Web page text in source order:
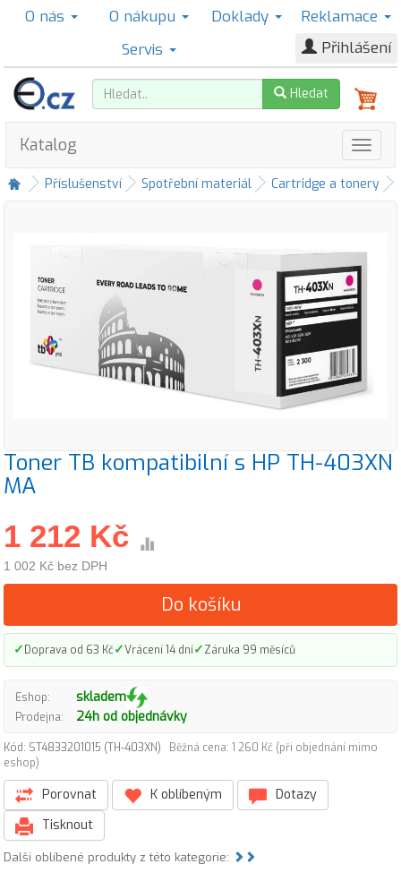
O nás O nákupu Doklady
Reklamace
Servis
Přihlášení
Hledat
Katalog
Příslušenství Spotřební materiál Cartridge a tonery
Toner TB kompatibilní s HP TH-403XN
MA
1 212 Kč
1 002 Kč bez DPH
Do košíku
✓Doprava od 63 Kč✓Vrácení 14 dní✓Záruka 99 měsíců
Eshop: skladem
Prodejna: 24h od objednávky
Kód: ST4833201015 (TH-403XN)
Běžná cena: 1 260 Kč (při objednání mimo
eshop)
Porovnat K oblíbeným
Dotazy
Tisknout
Další oblíbené produkty z této kategorie: